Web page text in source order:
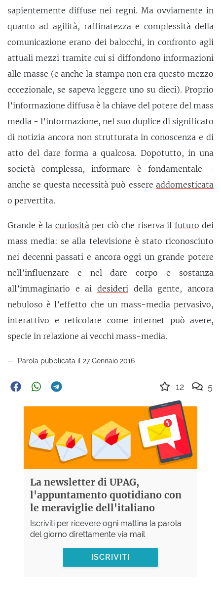
sapientemente diffuse nei regni. Ma ovviamente in
quanto ad agilità, raffinatezza e complessità della
comunicazione erano dei balocchi, in confronto agli
attuali mezzi tramite cui si diffondono informazioni
alle masse (e anche la stampa non era questo mezzo
eccezionale, se sapeva leggere uno su dieci). Proprio
l’informazione diffusa è la chiave del potere del mass
media - l’informazione, nel suo duplice di significato
di notizia ancora non strutturata in conoscenza e di
atto del dare forma a qualcosa. Dopotutto, in una
società complessa, informare è fondamentale -
anche se questa necessità può essere addomesticata
o pervertita.
Grande è la curiosità per ciò che riserva il futuro dei
mass media: se alla televisione è stato riconosciuto
nei decenni passati e ancora oggi un grande potere
nell’influenzare e nel dare corpo e sostanza
all’immaginario e ai desideri della gente, ancora
nebuloso è l’effetto che un mass-media pervasivo,
interattivo e reticolare come internet può avere,
specie in relazione ai vecchi mass-media.
Parola pubblicata il 27 Gennaio 2016
12 5
La newsletter di UPAG,
l'appuntamento quotidiano con
le meraviglie dell'italiano
Iscriviti per ricevere ogni mattina la parola
del giorno direttamente via mail
ISCRIVITI